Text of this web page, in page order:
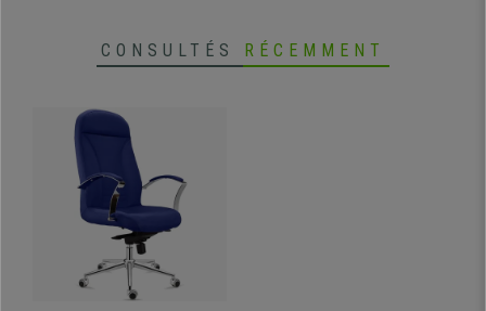
CONSULTÉS RÉCEMMENT